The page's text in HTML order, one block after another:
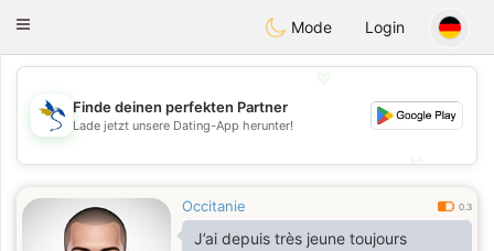
SvenskaDating
Toggle
Mode Login
💖
💕
Finde deinen perfekten Partner
Lade jetzt unsere Dating-App herunter!
Occitanie 0.3
J’ai depuis très jeune toujours